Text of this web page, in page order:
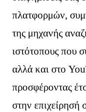
πλατφορμών,
της μηχανής
ιστότοπους που
αλλά και στο
προσφέροντας
στην επιχείρησή